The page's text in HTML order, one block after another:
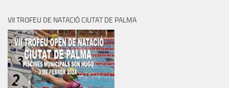
VII TROFEU DE NATACIÓ CIUTAT DE PALMA